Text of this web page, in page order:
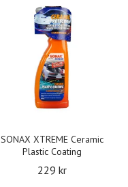
SONAX XTREME Ceramic
Plastic Coating
229 kr